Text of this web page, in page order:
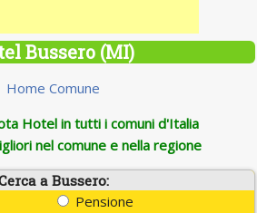
Bussero (MI)
Home Comune
Hotel in tutti i comuni d'Italia
nel comune e nella regione
a Bussero:
Pensione